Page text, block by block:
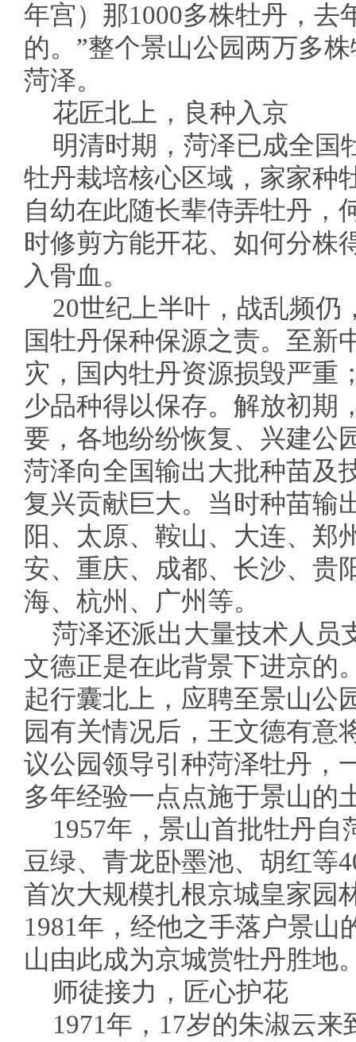
年宫）那1000多株牡丹，去
的。”整个景山公园两万多
菏泽。
花匠北上，良种入京
明清时期，菏泽已成全国
牡丹栽培核心区域，家家种
自幼在此随长辈侍弄牡丹，
时修剪方能开花、如何分株
入骨血。
20世纪上半叶，战乱频仍
国牡丹保种保源之责。至新
灾，国内牡丹资源损毁严重
少品种得以保存。解放初期
要，各地纷纷恢复、兴建公
菏泽向全国输出大批种苗及
复兴贡献巨大。当时种苗输
阳、太原、鞍山、大连、郑
安、重庆、成都、长沙、贵
海、杭州、广州等。
菏泽还派出大量技术人员
文德正是在此背景下进京的
起行囊北上，应聘至景山公
园有关情况后，王文德有意
议公园领导引种菏泽牡丹，
多年经验一点点施于景山的
1957年，景山首批牡丹
豆绿、青龙卧墨池、胡红等
首次大规模扎根京城皇家园
1981年，经他之手落户景山
山由此成为京城赏牡丹胜地
师徒接力，匠心护花
1971年，17岁的朱淑云